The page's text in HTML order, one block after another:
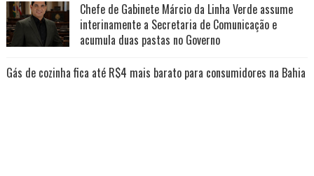
Chefe de Gabinete Márcio da Linha Verde assume
interinamente a Secretaria de Comunicação e
acumula duas pastas no Governo
Gás de cozinha fica até R$4 mais barato para consumidores na Bahia